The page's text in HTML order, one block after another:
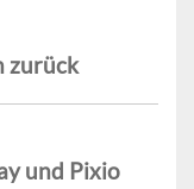
zurück
und Pixio